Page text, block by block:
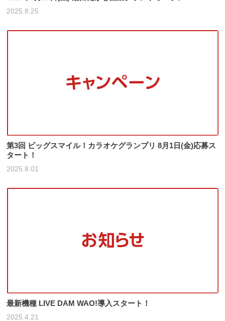
2025.8.25
第3回 ビッグスマイル！カラオケグランプリ 8月1日(金)応募ス
タート！
2025.8.01
最新機種 LIVE DAM WAO!導入スタート！
2025.4.21